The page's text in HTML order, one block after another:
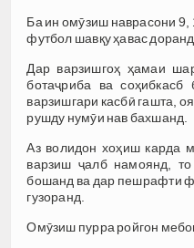
Ба ин омӯзиш наврасони 9,
футбол шавқу ҳавас
Дар варзишгоҳ ҳамаи
ботаҷриба ва
варзишгари касбӣ гашта,
рушду нумӯи нав бахшанд.
Аз волидон хоҳиш карда
варзиш ҷалб намоянд,
бошанд ва дар пешрафти
гузоранд.
Омӯзиш пурра ройгон